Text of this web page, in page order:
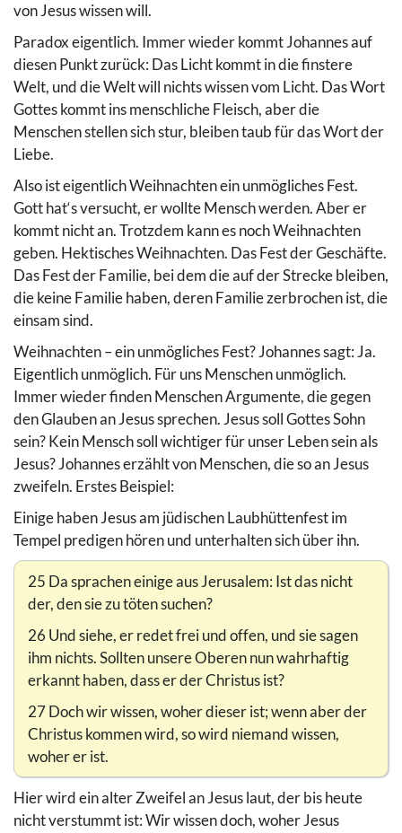
von Jesus wissen will.
Paradox eigentlich. Immer wieder kommt Johannes auf
diesen Punkt zurück: Das Licht kommt in die finstere
Welt, und die Welt will nichts wissen vom Licht. Das Wort
Gottes kommt ins menschliche Fleisch, aber die
Menschen stellen sich stur, bleiben taub für das Wort der
Liebe.
Also ist eigentlich Weihnachten ein unmögliches Fest.
Gott hat‘s versucht, er wollte Mensch werden. Aber er
kommt nicht an. Trotzdem kann es noch Weihnachten
geben. Hektisches Weihnachten. Das Fest der Geschäfte.
Das Fest der Familie, bei dem die auf der Strecke bleiben,
die keine Familie haben, deren Familie zerbrochen ist, die
einsam sind.
Weihnachten – ein unmögliches Fest? Johannes sagt: Ja.
Eigentlich unmöglich. Für uns Menschen unmöglich.
Immer wieder finden Menschen Argumente, die gegen
den Glauben an Jesus sprechen. Jesus soll Gottes Sohn
sein? Kein Mensch soll wichtiger für unser Leben sein als
Jesus? Johannes erzählt von Menschen, die so an Jesus
zweifeln. Erstes Beispiel:
Einige haben Jesus am jüdischen Laubhüttenfest im
Tempel predigen hören und unterhalten sich über ihn.
25 Da sprachen einige aus Jerusalem: Ist das nicht
der, den sie zu töten suchen?
26 Und siehe, er redet frei und offen, und sie sagen
ihm nichts. Sollten unsere Oberen nun wahrhaftig
erkannt haben, dass er der Christus ist?
27 Doch wir wissen, woher dieser ist; wenn aber der
Christus kommen wird, so wird niemand wissen,
woher er ist.
Hier wird ein alter Zweifel an Jesus laut, der bis heute
nicht verstummt ist: Wir wissen doch, woher Jesus